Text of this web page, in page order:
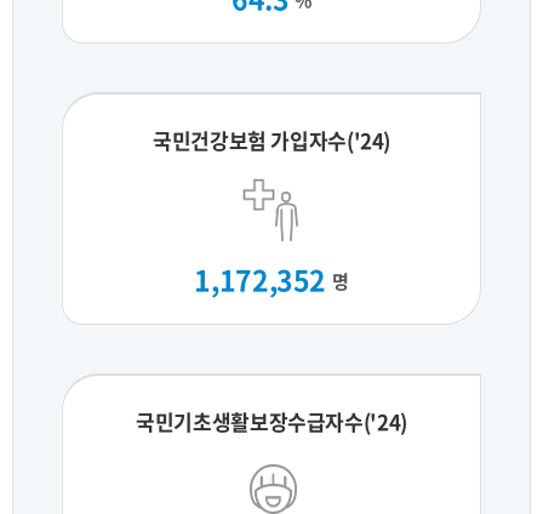
국민건강보험 가입자수('24)
1,172,352 명
국민기초생활보장수급자수('24)